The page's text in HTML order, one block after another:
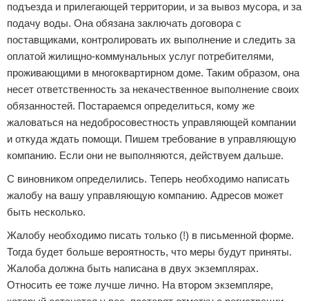
подъезда и прилегающей территории, и за вывоз мусора, и за
подачу воды. Она обязана заключать договора с
поставщиками, контролировать их выполнение и следить за
оплатой жилищно-коммунальных услуг потребителями,
проживающими в многоквартирном доме. Таким образом, она
несет ответственность за некачественное выполнение своих
обязанностей. Постараемся определиться, кому же
жаловаться на недобросовестность управляющей компании
и откуда ждать помощи. Пишем требование в управляющую
компанию. Если они не выполняются, действуем дальше.
С виновником определились. Теперь необходимо написать
жалобу на вашу управляющую компанию. Адресов может
быть несколько.
Жалобу необходимо писать только (!) в письменной форме.
Тогда будет больше вероятность, что меры будут приняты.
Жалоба должна быть написана в двух экземплярах.
Относить ее тоже лучше лично. На втором экземпляре,